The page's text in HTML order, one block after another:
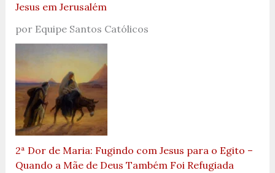
Jesus em Jerusalém
por Equipe Santos Católicos
2ª Dor de Maria: Fugindo com Jesus para o Egito –
Quando a Mãe de Deus Também Foi Refugiada